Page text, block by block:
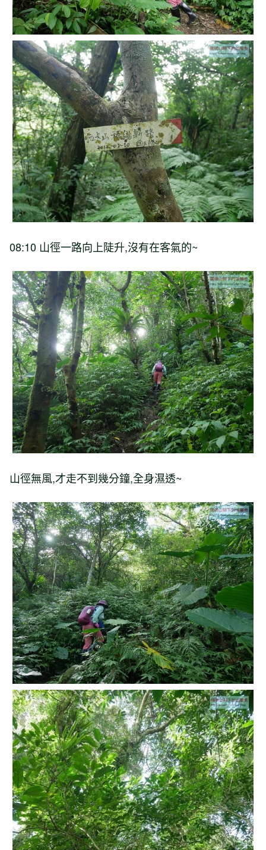
08:10 山徑一路向上陡升,沒有在客氣的~
山徑無風,才走不到幾分鐘,全身濕透~